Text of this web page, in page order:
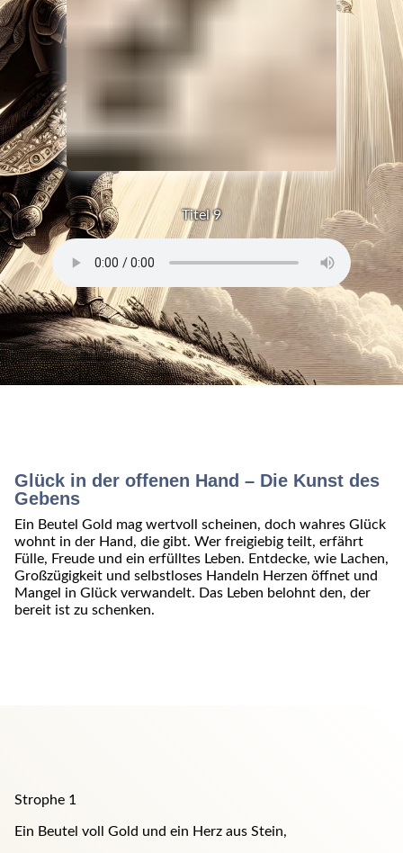
Titel 9
Glück in der offenen Hand – Die Kunst des
Gebens
Ein Beutel Gold mag wertvoll scheinen, doch wahres Glück
wohnt in der Hand, die gibt. Wer freigiebig teilt, erfährt
Fülle, Freude und ein erfülltes Leben. Entdecke, wie Lachen,
Großzügigkeit und selbstloses Handeln Herzen öffnet und
Mangel in Glück verwandelt. Das Leben belohnt den, der
bereit ist zu schenken.
Strophe 1
Ein Beutel voll Gold und ein Herz aus Stein,